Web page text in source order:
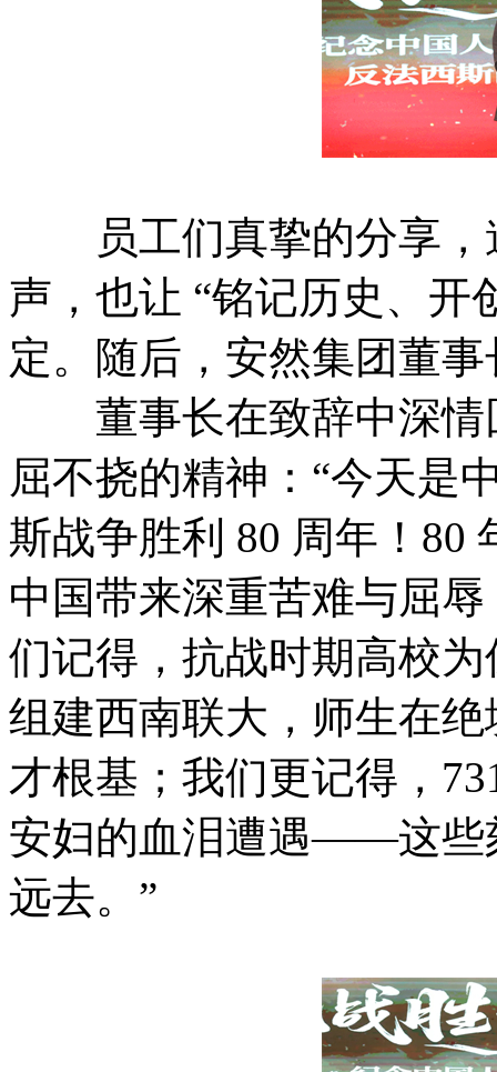
员工们真挚的分享，
声，也让 “铭记历史、开
定。随后，安然集团董
董事长在致辞中深情
屈不挠的精神：“今天是
斯战争胜利 80 周年！80
中国带来深重苦难与屈
们记得，抗战时期高校
组建西南联大，师生在
才根基；我们更记得，
安妇的血泪遭遇——这些
远去。”